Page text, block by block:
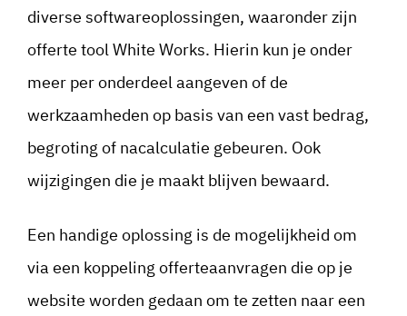
diverse softwareoplossingen, waaronder zijn
offerte tool White Works. Hierin kun je onder
meer per onderdeel aangeven of de
werkzaamheden op basis van een vast bedrag,
begroting of nacalculatie gebeuren. Ook
wijzigingen die je maakt blijven bewaard.
Een handige oplossing is de mogelijkheid om
via een koppeling offerteaanvragen die op je
website worden gedaan om te zetten naar een